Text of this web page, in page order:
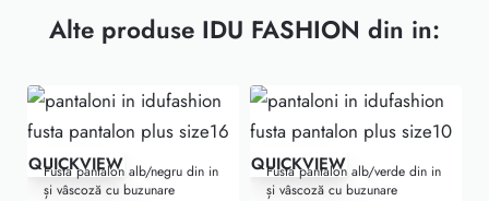
Alte produse IDU FASHION din in:
QUICKVIEW
Fusta pantalon alb/negru din in
și vâscoză cu buzunare
QUICKVIEW
Fusta pantalon alb/verde din in
și vâscoză cu buzunare